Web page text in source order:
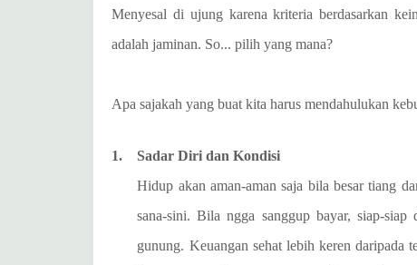
Menyesal di ujung karena kriteria berdasarkan
adalah jaminan. So... pilih yang mana?
Apa sajakah yang buat kita harus mendahulukan
1.
Sadar Diri dan Kondisi
Hidup akan aman-aman saja bila besar tiang
sana-sini. Bila ngga sanggup bayar, siap-
gunung. Keuangan sehat lebih keren daripada